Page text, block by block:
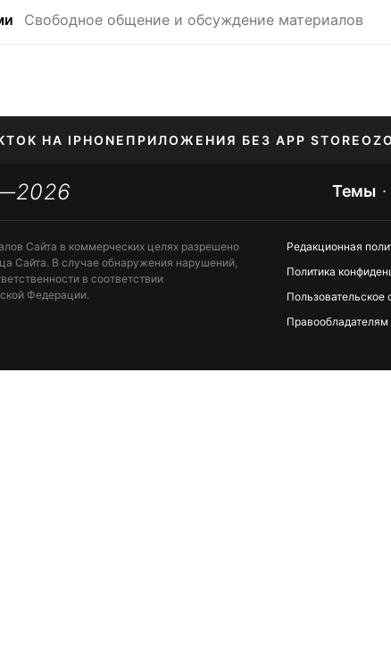
Свободное общение и обсуждение материалов
НА IPHONE ПРИЛОЖЕНИЯ БЕЗ APP STORE
APPLE ID Темы
Сайта в коммерческих целях разрешено
Сайта. В случае обнаружения нарушений,
в соответствии
Федерации.
Редакционная
Политика
Пользовательское
Правообладателям